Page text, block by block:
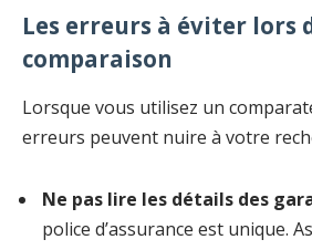
Les erreurs à éviter lors
comparaison
Lorsque vous utilisez un
erreurs peuvent nuire à votre
Ne pas lire les détails des
police d’assurance est unique.